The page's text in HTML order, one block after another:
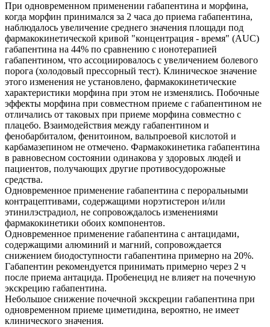
При одновременном применении габапентина и морфина,
когда морфин принимался за 2 часа до приема габапентина,
наблюдалось увеличение среднего значения площади под
фармакокинетической кривой "концентрация - время" (AUC)
габапентина на 44% по сравнению с ионотерапией
габапентином, что ассоциировалось с увеличением болевого
порога (холодовый прессорный тест). Клиническое значение
этого изменения не установлено, фармакокинетические
характеристики морфина при этом не изменялись. Побочные
эффекты морфина при совместном приеме с габапентином не
отличались от таковых при приеме морфина совместно с
плацебо. Взаимодействия между габапентином и
фенобарбиталом, фенитоином, вальпроевой кислотой и
карбамазепином не отмечено. Фармакокинетика габапентина
в равновесном состоянии одинакова у здоровых людей и
пациентов, получающих другие противосудорожные
средства.
Одновременное применение габапентина с пероральными
контрацептивами, содержащими норэтистерон и/или
этинилэстрадиол, не сопровождалось изменениями
фармакокинетики обоих компонентов.
Одновременное применение габапентина с антацидами,
содержащими алюминий и магний, сопровождается
снижением биодоступности габапентина примерно на 20%.
Габапентин рекомендуется принимать примерно через 2 ч
после приема антацида. Пробенецид не влияет на почечную
экскрецию габапентина.
Небольшое снижение почечной экскреции габапентина при
одновременном приеме циметидина, вероятно, не имеет
клинического значения.